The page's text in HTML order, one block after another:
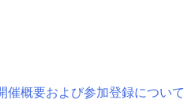
催概要および参加登録について